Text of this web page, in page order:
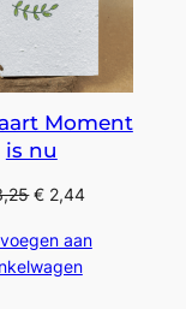
Moment
is nu
€ 2,44
aan